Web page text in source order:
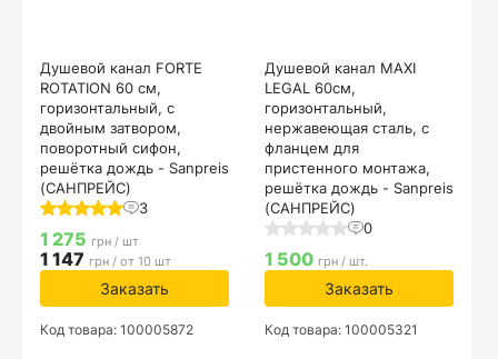
Душевой канал FORTE
ROTATION 60 см,
горизонтальный, с
двойным затвором,
поворотный сифон,
решётка дождь - Sanpreis
(САНПРЕЙС)
3
1 275 грн / шт
1 147 грн / от 10 шт
Заказать
Код товара: 100005872
Душевой канал MAXI
LEGAL 60см,
горизонтальный,
нержавеющая сталь, с
фланцем для
пристенного монтажа,
решётка дождь - Sanpreis
(САНПРЕЙС)
0
1 500 грн / шт.
Заказать
Код товара: 100005321